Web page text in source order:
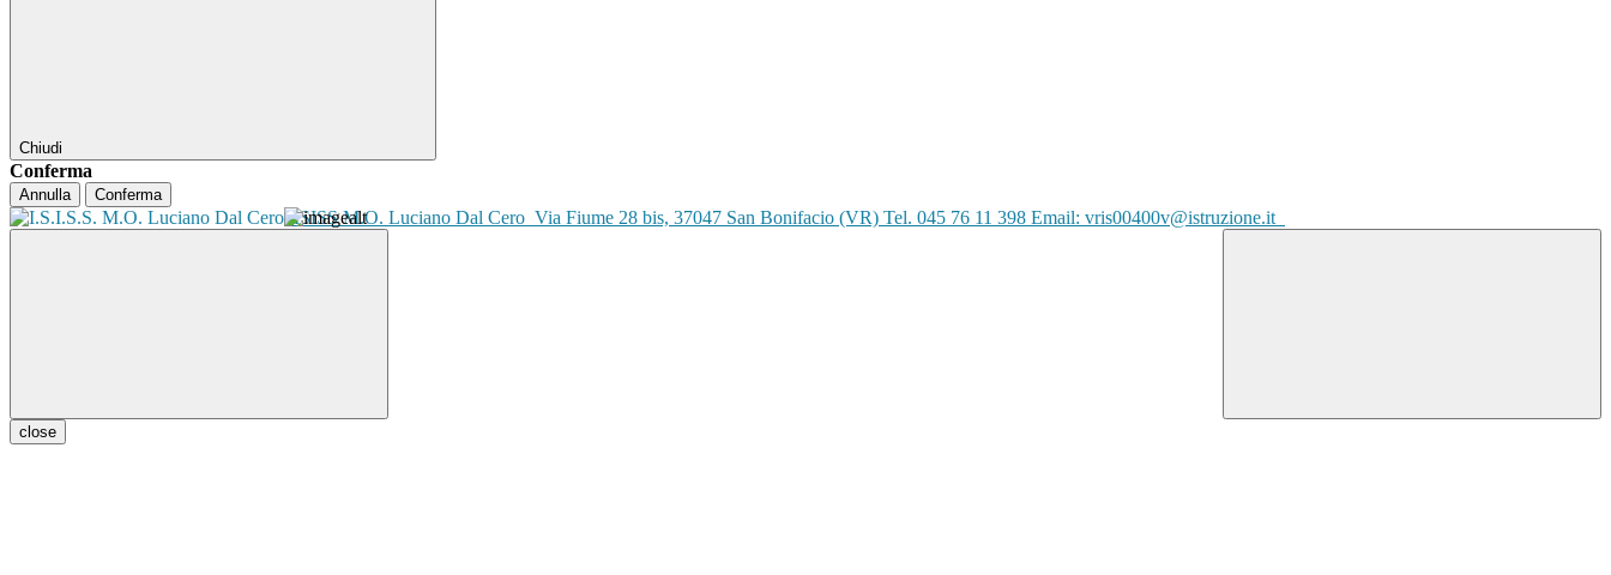
Chiudi
Conferma
Annulla Conferma
ISISS M.O. Luciano Dal Cero Via Fiume 28 bis, 37047 San Bonifacio (VR) Tel. 045 76 11 398 Email: vris00400v@istruzione.it
close